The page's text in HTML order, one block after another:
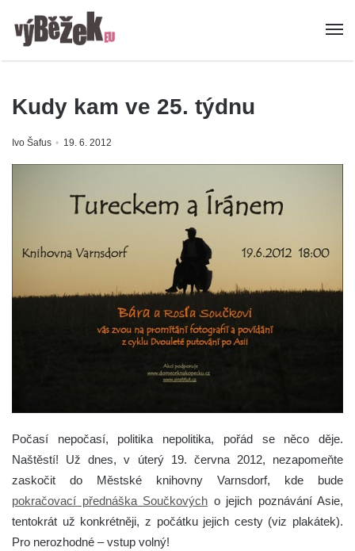
Kudy kam ve 25. týdnu
Ivo Šafus 19. 6. 2012
Počasí nepočasí, politika nepolitika, pořád se něco děje.
Naštěstí! Už dnes, v úterý 19. června 2012, nezapomeňte
zaskočit do Městské knihovny Varnsdorf, kde bude
pokračovací přednáška Součkových o jejich poznávání Asie,
tentokrát už konkrétněji, z počátku jejich cesty (viz plakátek).
Pro nerozhodné – vstup volný!